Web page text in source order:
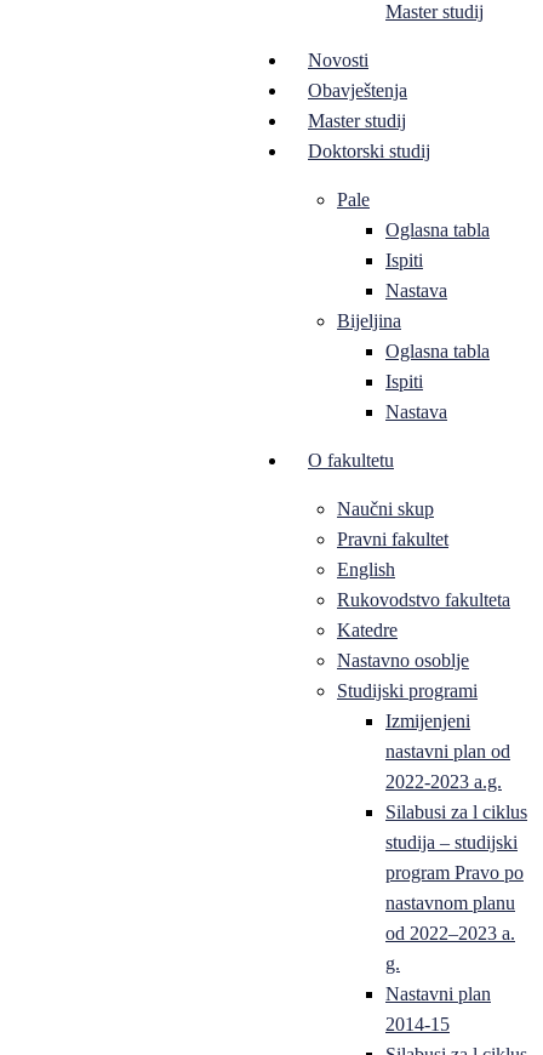
Master studij
Novosti
Obavještenja
Master studij
Doktorski studij
Pale
Oglasna tabla
Ispiti
Nastava
Bijeljina
Oglasna tabla
Ispiti
Nastava
O fakultetu
Naučni skup
Pravni fakultet
English
Rukovodstvo fakulteta
Katedre
Nastavno osoblje
Studijski programi
Izmijenjeni
nastavni plan od
2022-2023 a.g.
Silabusi za l ciklus
studija – studijski
program Pravo po
nastavnom planu
od 2022–2023 a.
g.
Nastavni plan
2014-15